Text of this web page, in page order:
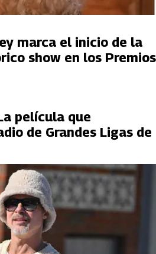
marca el inicio de la
show en los Premios
película que
de Grandes Ligas de